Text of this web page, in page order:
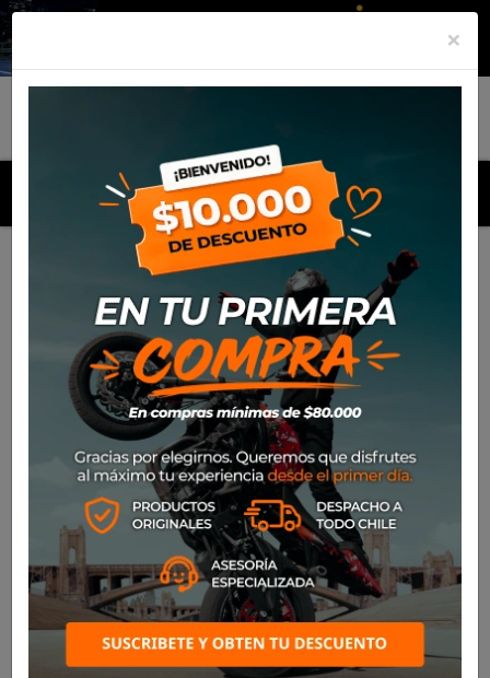
MENU
Productos Equipamiento Para el piloto
Casco Shark Skwall Cup Dark Shadow Mat Kma
×